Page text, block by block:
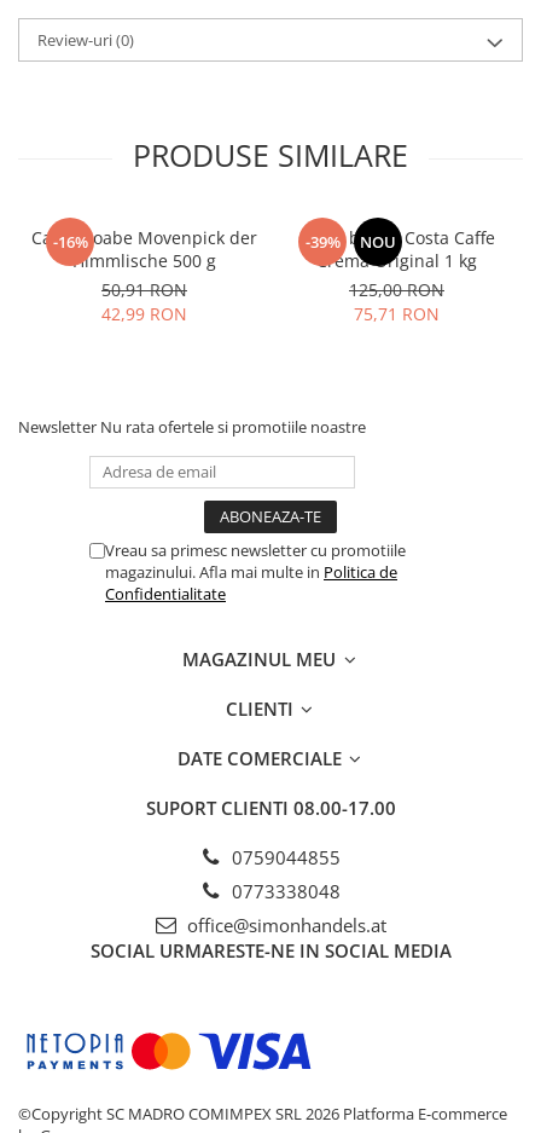
Review-uri(0)
PRODUSE SIMILARE
-16%
Cafea boabe Movenpick der
Himmlische 500 g
50,91 RON
42,99 RON
-39% NOU
Cafea boabe Costa Caffe
Crema Original 1 kg
125,00 RON
75,71 RON
Newsletter Nu rata ofertele si promotiile noastre
Vreau sa primesc newsletter cu promotiile
magazinului. Afla mai multe in Politica de
Confidentialitate
MAGAZINUL MEU
CLIENTI
DATE COMERCIALE
SUPORT CLIENTI 08.00-17.00
0759044855
0773338048
office@simonhandels.at
SOCIAL URMARESTE-NE IN SOCIAL MEDIA
©Copyright SC MADRO COMIMPEX SRL 2026 Platforma E-commerce